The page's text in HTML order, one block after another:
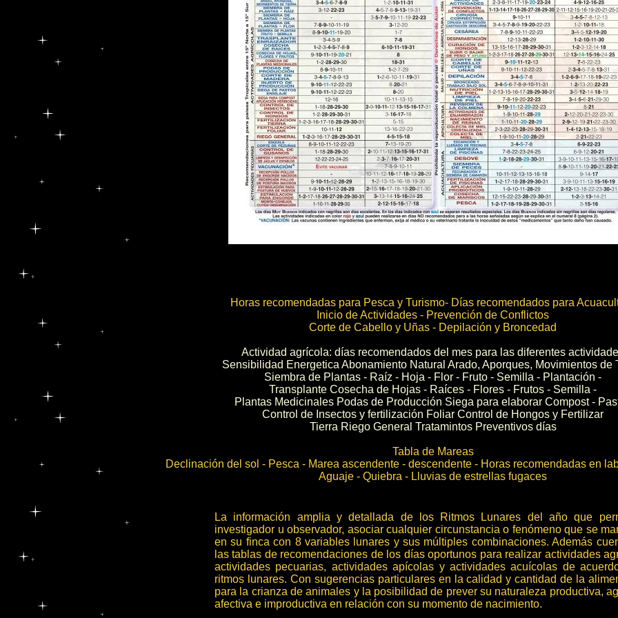
Horas recomendadas para Pesca y Turismo- Días recomendados para
Inicio de Actividades - Prevención de Conflictos
Corte de Cabello y Uñas - Depilación y Broncedad
Actividad agrícola: días recomendados del mes para las diferentes
Sensibilidad Energetica Abonamiento Natural Arado, Aporques, Movimientos de
Siembra de Plantas - Raíz - Hoja - Flor - Fruto - Semilla - Plantación -
Transplante Cosecha de Hojas - Raíces - Flores - Frutos - Semilla -
Plantas Medicinales Podas de Producción Siega para elaborar Compost -
Control de Insectos y fertilización Foliar Control de Hongos y Fertilizar
Tierra Riego General Tratamintos Preventivos días
Tabla de Mareas
Declinación del sol - Pesca - Marea ascendente - descendente - Horas recomendadas en
Aguaje - Quiebra - Lluvias de estrellas fugaces
La información amplia y detallada de los Ritmos Lunares del año que
investigador u observador, asociar cualquier circunstancia o fenómeno que se
en su finca con 8 variables lunares y sus múltiples combinaciones. Además
las tablas de recomendaciones de los días oportunos para realizar actividades
actividades pecuarias, actividades apícolas y actividades acuícolas de
ritmos lunares. Con sugerencias particulares en la calidad y cantidad de la
para la crianza de animales y la posibilidad de prever su naturaleza productiva,
afectiva e improductiva en relación con su momento de nacimiento.